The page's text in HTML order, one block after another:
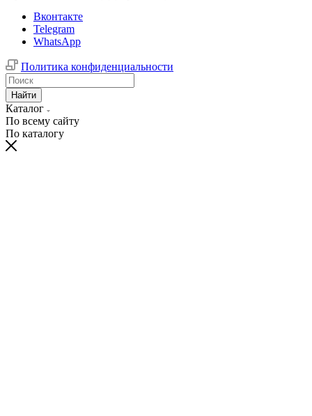
Вконтакте
Telegram
WhatsApp
Политика конфиденциальности
Найти
Каталог
По всему сайту
По каталогу